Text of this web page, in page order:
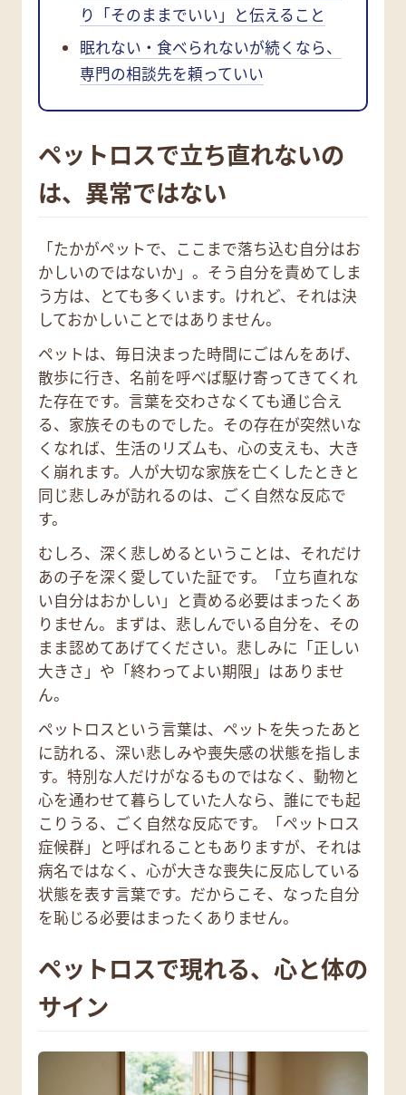
り「そのままでいい」と伝えること
眠れない・食べられないが続くなら、
専門の相談先を頼っていい
ペットロスで立ち直れないの
は、異常ではない
「たかがペットで、ここまで落ち込む自分はお
かしいのではないか」。そう自分を責めてしま
う方は、とても多くいます。けれど、それは決
しておかしいことではありません。
ペットは、毎日決まった時間にごはんをあげ、
散歩に行き、名前を呼べば駆け寄ってきてくれ
た存在です。言葉を交わさなくても通じ合え
る、家族そのものでした。その存在が突然いな
くなれば、生活のリズムも、心の支えも、大き
く崩れます。人が大切な家族を亡くしたときと
同じ悲しみが訪れるのは、ごく自然な反応で
す。
むしろ、深く悲しめるということは、それだけ
あの子を深く愛していた証です。「立ち直れな
い自分はおかしい」と責める必要はまったくあ
りません。まずは、悲しんでいる自分を、その
まま認めてあげてください。悲しみに「正しい
大きさ」や「終わってよい期限」はありませ
ん。
ペットロスという言葉は、ペットを失ったあと
に訪れる、深い悲しみや喪失感の状態を指しま
す。特別な人だけがなるものではなく、動物と
心を通わせて暮らしていた人なら、誰にでも起
こりうる、ごく自然な反応です。「ペットロス
症候群」と呼ばれることもありますが、それは
病名ではなく、心が大きな喪失に反応している
状態を表す言葉です。だからこそ、なった自分
を恥じる必要はまったくありません。
ペットロスで現れる、心と体の
サイン